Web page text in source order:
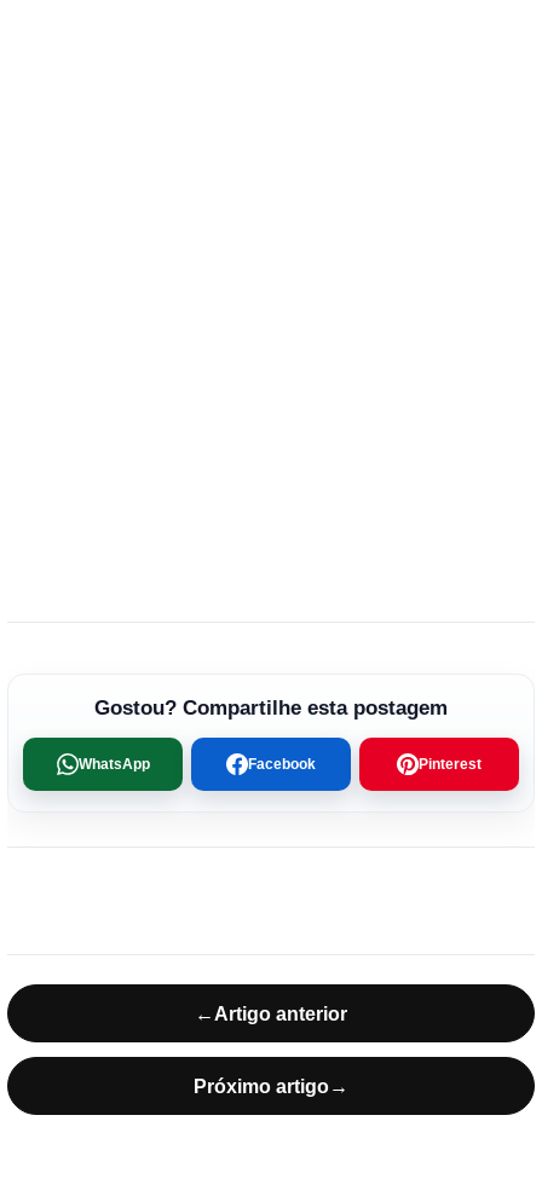
Gostou? Compartilhe esta postagem
WhatsApp Facebook Pinterest
← Artigo anterior
Próximo artigo→